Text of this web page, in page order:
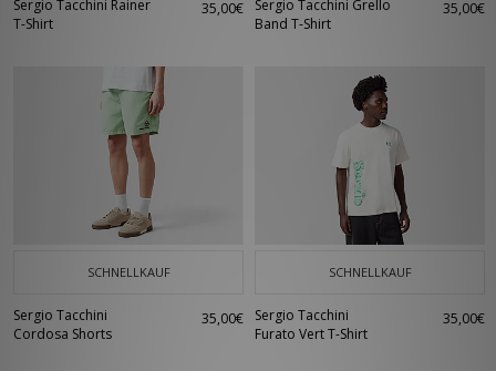
Sergio Tacchini Rainer
T-Shirt
35,00€
Sergio Tacchini Grello
Band T-Shirt
35,00€
SCHNELLKAUF
Sergio Tacchini
Cordosa Shorts
35,00€
SCHNELLKAUF
Sergio Tacchini
Furato Vert T-Shirt
35,00€